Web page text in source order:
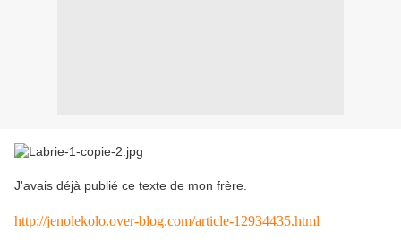
J'avais déjà publié ce texte de mon frère.
http://jenolekolo.over-blog.com/article-12934435.html